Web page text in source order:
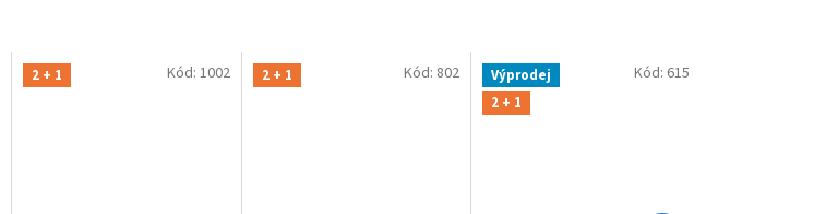
2 + 1 Kód: 1002 2 + 1 Kód: 802
Výprodej
2 + 1
Kód: 615